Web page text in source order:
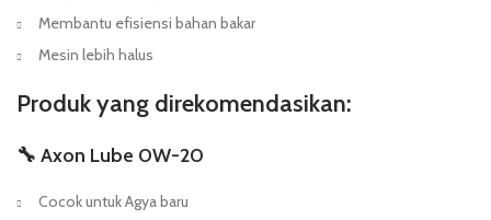
Membantu efisiensi bahan bakar
Mesin lebih halus
Produk yang direkomendasikan:
🔧 Axon Lube 0W-20
Cocok untuk Agya baru